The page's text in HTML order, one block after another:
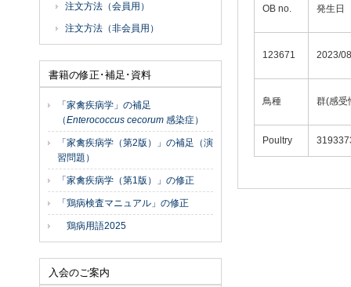
OB no. 発生日
123671 2023/
鳥種 群(感受
Poultry
注文方法（会員用）
注文方法（非会員用）
書籍の修正･補足･資料
「家禽疾病学」の補足
（Enterococcus cecorum 感染症）
「家禽疾病学（第2版）」の補足（演
習問題）
「家禽疾病学（第1版）」の修正
「鶏病検査マニュアル」の修正
鶏病用語2025
入会のご案内